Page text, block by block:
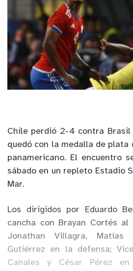
Chile perdió 2-4 contra Brasil
quedó con la medalla de plata
panamericano. El encuentro
sábado en un repleto Estadio
Mar.
Los dirigidos por Eduardo
cancha con Brayan Cortés al
Jonathan Villagra, Matías
Gutiérrez en la defensa;
Canales y César Pérez